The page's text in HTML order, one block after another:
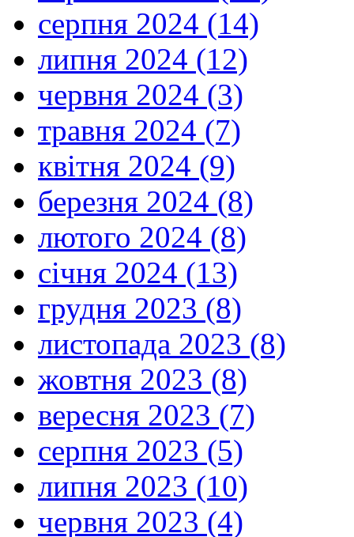
серпня 2024 (14)
липня 2024 (12)
червня 2024 (3)
травня 2024 (7)
квітня 2024 (9)
березня 2024 (8)
лютого 2024 (8)
січня 2024 (13)
грудня 2023 (8)
листопада 2023 (8)
жовтня 2023 (8)
вересня 2023 (7)
серпня 2023 (5)
липня 2023 (10)
червня 2023 (4)